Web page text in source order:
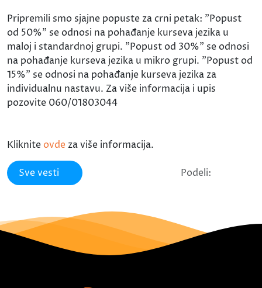
Pripremili smo sjajne popuste za crni petak: "Popust
od 50%" se odnosi na pohađanje kurseva jezika u
maloj i standardnoj grupi. "Popust od 30%" se odnosi
na pohađanje kurseva jezika u mikro grupi. "Popust od
15%" se odnosi na pohađanje kurseva jezika za
individualnu nastavu. Za više informacija i upis
pozovite 060/01803044
Kliknite ovde za više informacija.
Sve vesti Podeli: